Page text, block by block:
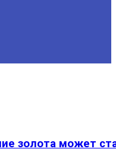
золота может